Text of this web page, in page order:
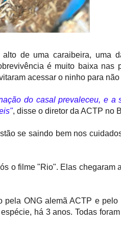
de uma caraibeira, uma
é muito baixa nas
acessar o ninho para
do casal prevaleceu, e a
, disse o diretor da ACTP no
se saindo bem nos
o filme "Rio". Elas chegaram
ONG alemã ACTP e
há 3 anos. Todas